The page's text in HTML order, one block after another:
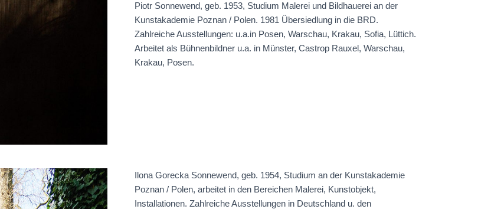
Piotr Sonnewend, geb. 1953, Studium Malerei und Bildhauerei an der
Kunstakademie Poznan / Polen. 1981 Übersiedlung in die BRD.
Zahlreiche Ausstellungen: u.a.in Posen, Warschau, Krakau, Sofia, Lüttich.
Arbeitet als Bühnenbildner u.a. in Münster, Castrop Rauxel, Warschau,
Krakau, Posen.
Ilona Gorecka Sonnewend, geb. 1954, Studium an der Kunstakademie
Poznan / Polen, arbeitet in den Bereichen Malerei, Kunstobjekt,
Installationen. Zahlreiche Ausstellungen in Deutschland u. den